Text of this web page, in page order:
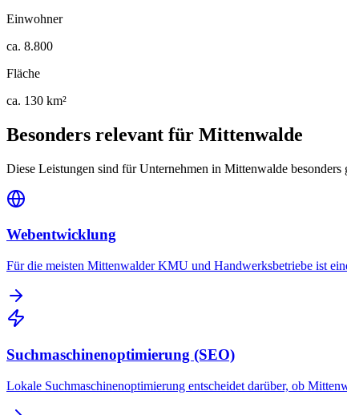
Einwohner
ca. 8.800
Fläche
ca. 130 km²
Besonders relevant für Mittenwalde
Diese Leistungen sind für Unternehmen in Mittenwalde besonders
Webentwicklung
Für die meisten Mittenwalder KMU und Handwerksbetriebe ist
Suchmaschinenoptimierung (SEO)
Lokale Suchmaschinenoptimierung entscheidet darüber, ob